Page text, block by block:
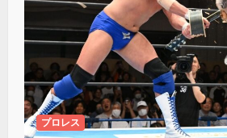
プロレス